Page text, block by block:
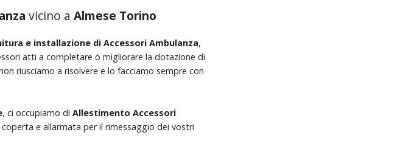
vicino a Almese Torino
e installazione di Accessori Ambulanza,
atti a completare o migliorare la dotazione di
riusciamo a risolvere e lo facciamo sempre con
, ci occupiamo di Allestimento Accessori
e allarmata per il rimessaggio dei vostri